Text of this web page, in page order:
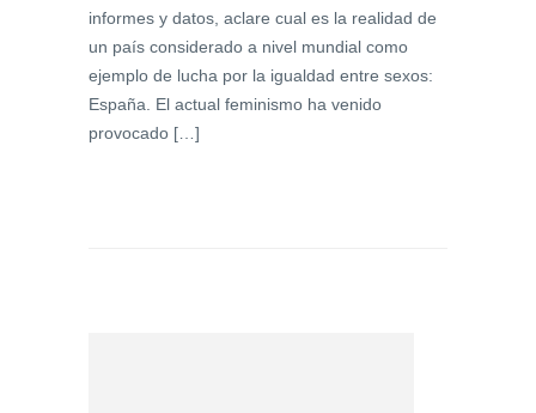
informes y datos, aclare cual es la realidad de
un país considerado a nivel mundial como
ejemplo de lucha por la igualdad entre sexos:
España. El actual feminismo ha venido
provocado […]